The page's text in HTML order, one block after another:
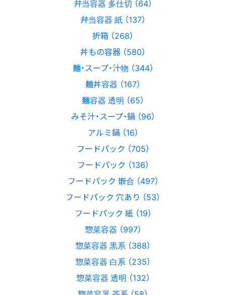
弁当容器 多仕切 （64）
弁当容器 紙 （137）
折箱 （268）
丼もの容器 （580）
麺・スープ・汁物 （344）
麺丼容器 （167）
麺容器 透明 （65）
みそ汁・スープ・鍋 （96）
アルミ鍋 （16）
フードパック （705）
フードパック （136）
フードパック 嵌合 （497）
フードパック 穴あり （53）
フードパック 紙 （19）
惣菜容器 （997）
惣菜容器 黒系 （388）
惣菜容器 白系 （235）
惣菜容器 透明 （132）